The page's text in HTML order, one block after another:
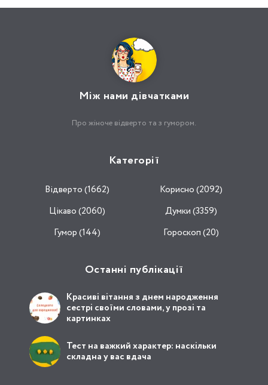
Між нами дівчатками
Про жіноче відверто та з гумором.
Категорії
Відвертo (1662)
Корисно (2092)
Цікаво (2060)
Думки (3359)
Гумор (144)
Гороскоп (20)
Останні публікації
Красиві вітання з днем народження
сестрі своїми словами, у прозі та
картинках
Тест на важкий характер: наскільки
складна у вас вдача